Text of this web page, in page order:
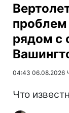
проблем
рядом с
04:43 06.08.2026
Что